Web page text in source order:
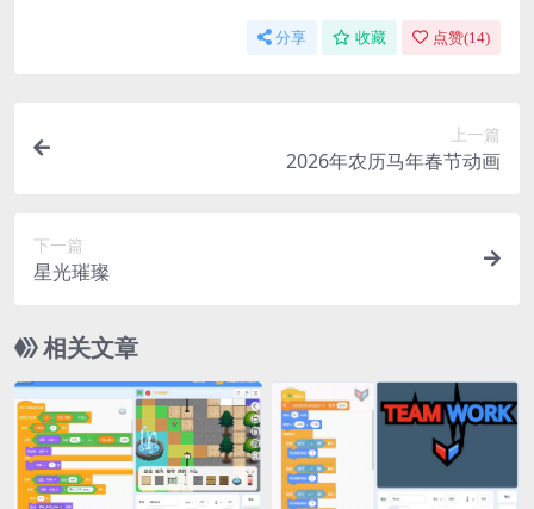
分享 收藏 点赞(14)
上一篇
2026年农历马年春节动画
下一篇
星光璀璨
相关文章